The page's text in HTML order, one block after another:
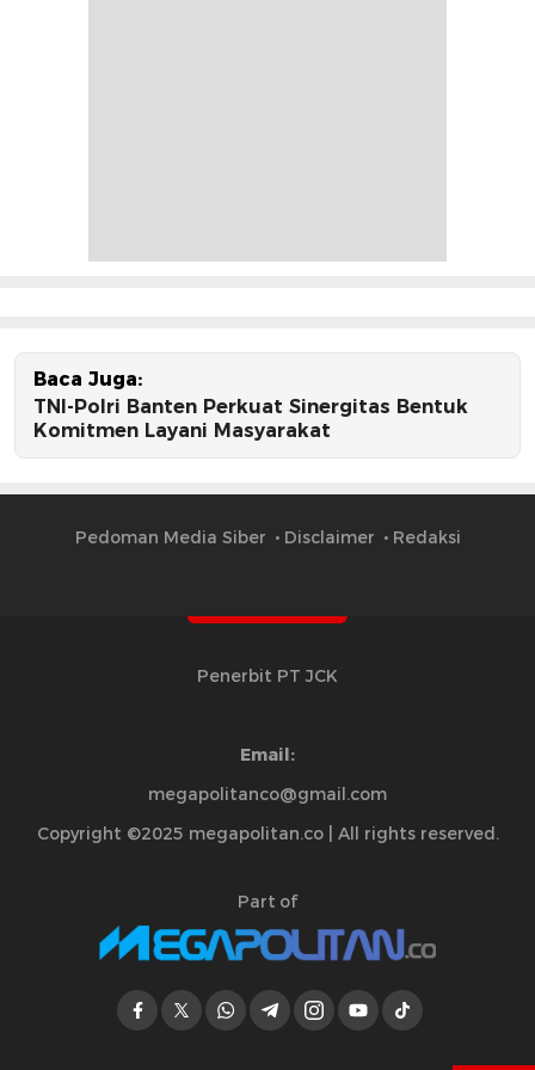
Baca Juga:
TNI-Polri Banten Perkuat Sinergitas Bentuk
Komitmen Layani Masyarakat
Pedoman Media Siber Disclaimer Redaksi
Penerbit PT JCK
Email:
megapolitanco@gmail.com
Copyright ©2025 megapolitan.co | All rights reserved.
Part of